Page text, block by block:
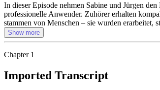
In dieser Episode nehmen Sabine und Jürgen
professionelle Anwender. Zuhörer erhalten
stammen von Menschen – sie wurden erarbeitet,
Show more
Chapter 1
Imported Transcript